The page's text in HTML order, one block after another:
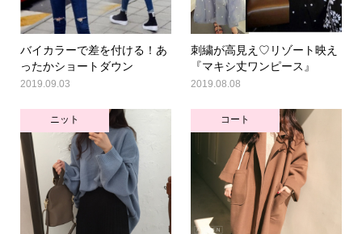
バイカラーで差を付ける！あ
ったかショートダウン
2019.09.03
刺繍が高見え♡リゾート映え
『マキシ丈ワンピース』
2019.08.08
ニット コート